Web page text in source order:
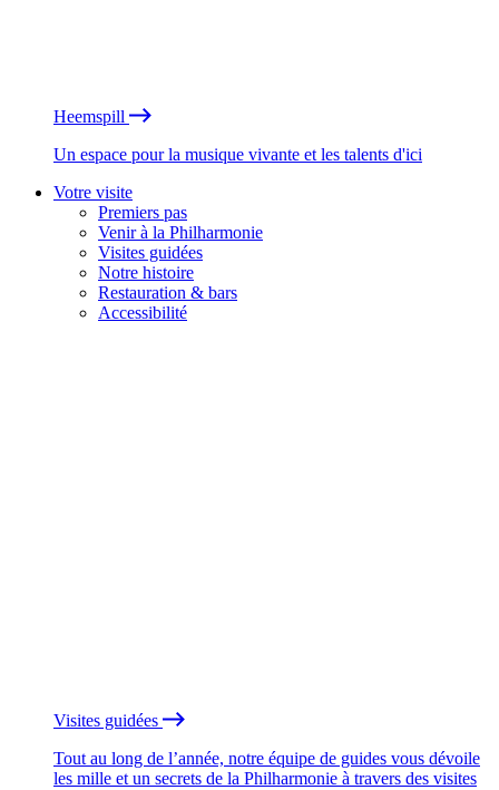
Heemspill
Un espace pour la musique vivante et les talents d'ici
Votre visite
Premiers pas
Venir à la Philharmonie
Visites guidées
Notre histoire
Restauration & bars
Accessibilité
Visites guidées
Tout au long de l’année, notre équipe de guides vous dévoile
les mille et un secrets de la Philharmonie à travers des visites